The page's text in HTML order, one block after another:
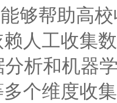
帮助高校
人工收集
析和机器
个维度收